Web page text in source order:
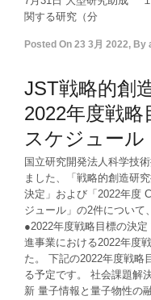
関する研究（分
Posted On 23 3月 2022, By
JST戦略的創
2022年度戦
スケジュール
国立研究開発法人科学技
ました、「戦略的創造研
決定」および「2022年度
ジュール」の2件について
●2022年度戦略目標の決
進事業における2022年度
た。 下記の2022年度戦略
る予定です。 社会課題解
新 量子情報と量子物性の